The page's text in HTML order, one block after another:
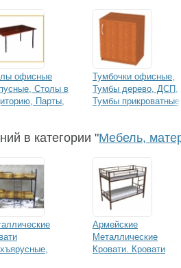
офисные
Столы в
Парты,
Тумбочки офисные,
Тумбы дерево, ДСП,
Тумбы прикроватные
в категории "Мебель,
Армейские
Металлические
Кровати. Кровати